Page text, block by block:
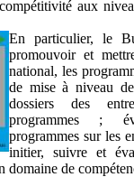
aux
En particulier, le
promouvoir et
national, les
de mise à niveau
dossiers des
programmes ;
programmes sur les
initier, suivre et
domaine de